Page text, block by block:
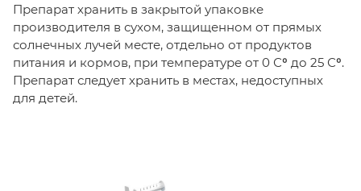
Препарат хранить в закрытой упаковке
производителя в сухом, защищенном от прямых
солнечных лучей месте, отдельно от продуктов
питания и кормов, при температуре от 0 Сº до 25 Сº.
Препарат следует хранить в местах, недоступных
для детей.